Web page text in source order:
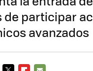
de participar
avanzados